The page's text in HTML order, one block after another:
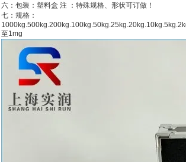
六：包装：塑料盒 注 ：特殊规格、形状可订做！
七：规格：
至1mg